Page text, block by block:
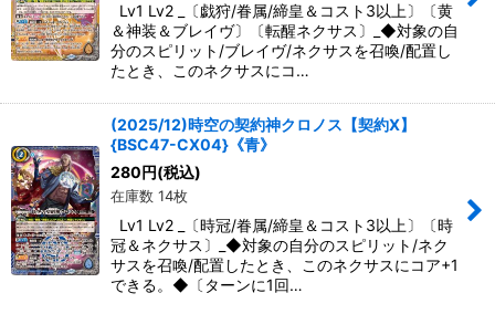
Lv1 Lv2 _〔戯狩/眷属/締皇＆コスト3以上〕〔黄
＆神装＆ブレイヴ〕〔転醒ネクサス〕_◆対象の自
分のスピリット/ブレイヴ/ネクサスを召喚/配置し
たとき、このネクサスにコ…
(2025/12)時空の契約神クロノス【契約X】
{BSC47-CX04}《青》
280円(税込)
在庫数 14枚
Lv1 Lv2 _〔時冠/眷属/締皇＆コスト3以上〕〔時
冠＆ネクサス〕_◆対象の自分のスピリット/ネク
サスを召喚/配置したとき、このネクサスにコア+1
できる。◆〔ターンに1回…